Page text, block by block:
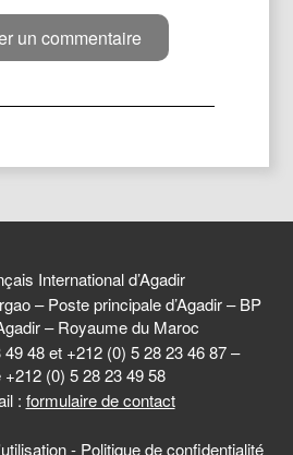
International d’Agadir
– Poste principale d’Agadir – BP
– Royaume du Maroc
48 et +212 (0) 5 28 23 46 87 –
+212 (0) 5 28 23 49 58
: formulaire de contact
- Politique de confidentialité